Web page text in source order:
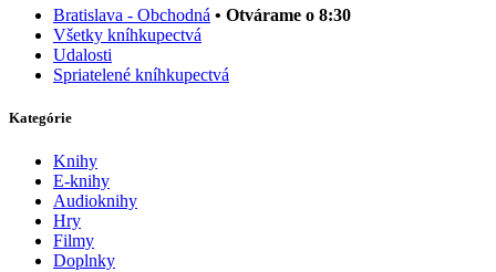
Bratislava - Obchodná • Otvárame o 8:30
Všetky kníhkupectvá
Udalosti
Spriatelené kníhkupectvá
Kategórie
Knihy
E-knihy
Audioknihy
Hry
Filmy
Doplnky